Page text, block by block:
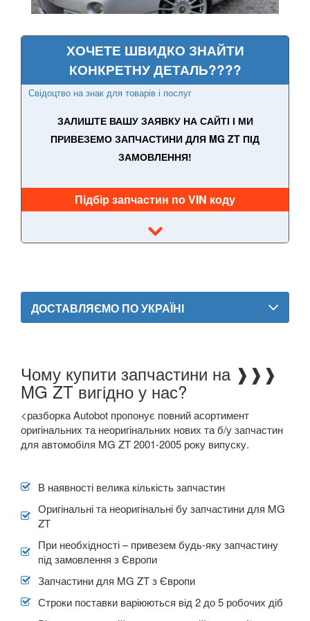
LANCIA keyboard_arrow_down
LAND ROVER
HS I
MGF
ZS I
ZT
MERCEDES-BENZ
MINI
MITSUBISHI
OPEL keyboard_arrow_down
PORSCHE
ХОЧЕТЕ ШВИДКО ЗНАЙТИ
КОНКРЕТНУ ДЕТАЛЬ????
Свідоцтво на знак для товарів і послуг
ЗАЛИШТЕ ВАШУ ЗАЯВКУ НА САЙТІ І МИ
ПРИВЕЗЕМО ЗАПЧАСТИНИ ДЛЯ MG ZT ПІД
ЗАМОВЛЕННЯ!
Підбір запчастин по VIN коду
attach_file Прикріпити файл
ДОСТАВЛЯЄМО ПО УКРАЇНІ
Чому купити запчастини на ❱❱❱
MG ZT вигідно у нас?
<разборка Autobot пропонує повний асортимент
оригінальних та неоригінальних нових та б/у запчастин
для автомобіля MG ZT 2001-2005 року випуску.
В наявності велика кількість запчастин
Оригінальні та неоригінальні бу запчастини для MG
ZT
При необхідності – привезем будь-яку запчастину
під замовлення з Європи
Запчастини для MG ZT з Європи
Строки поставки варіюються від 2 до 5 робочих діб